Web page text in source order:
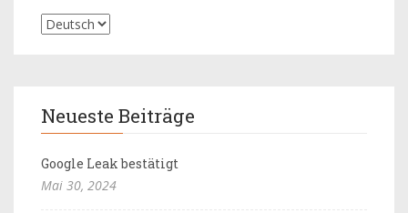
Neueste Beiträge
Google Leak bestätigt
Mai 30, 2024